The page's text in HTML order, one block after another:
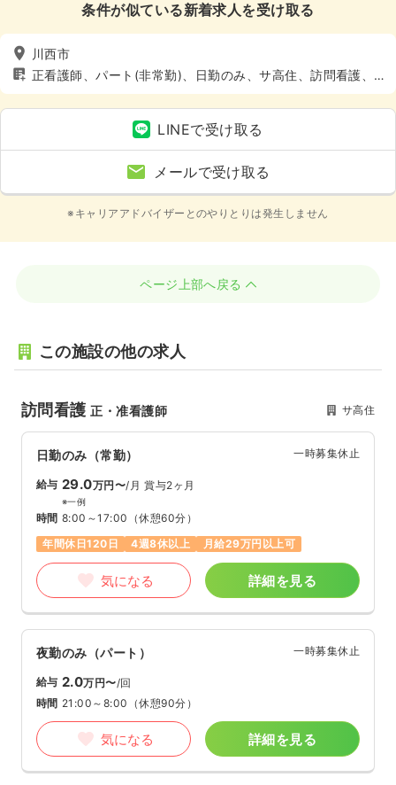
条件が似ている新着求人を受け取る
川西市
正看護師、パート(非常勤)、日勤のみ、サ高住、訪問看護、4
週8休以上
LINEで受け取る
メールで受け取る
※キャリアアドバイザーとのやりとりは発生しません
ページ上部へ戻る
この施設の他の求人
訪問看護正・准看護師 サ高住
日勤のみ（常勤） 一時募集休止
給与 29.0万円〜/月 賞与2ヶ月
※一例
時間 8:00～17:00 （休憩60分）
年間休日120日
4週8休以上 月給29万円以上可
気になる 詳細を見る
夜勤のみ（パート） 一時募集休止
給与 2.0万円〜/回
時間 21:00～8:00 （休憩90分）
気になる 詳細を見る